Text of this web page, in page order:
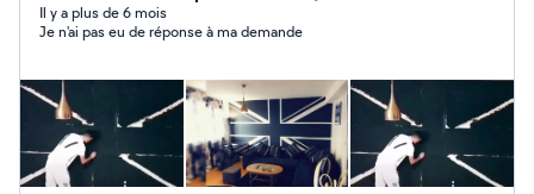
à la qualité du travail, au respect des délais et à la
propreté du chantier. Nos engagements : Travail
Matériaux de qualité professionnelle Excellent rapport
qualité-prix Tarifs raisonnables et accessibles à tous
Possibilités de réductions selon le type de chantier La
satisfaction du client est notre priorité absolue, chaque
projet est réalisé avec soin, écoute et
Il y a plus de 6 mois
Je n'ai pas eu de réponse à ma demande